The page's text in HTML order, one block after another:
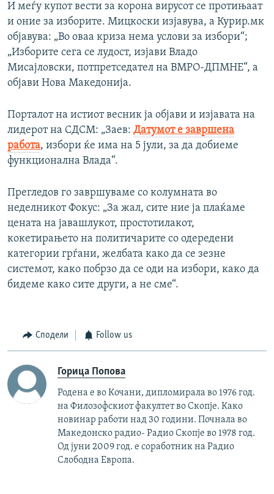
И меѓу купот вести за корона вирусот се протињаат
и оние за изборите. Мицкоски изјавува, а Курир.мк
објавува: „Во оваа криза нема услови за избори“;
„Изборите сега се лудост, изјави Владо
Мисајловски, потпретседател на ВМРО-ДПМНЕ“, а
објави Нова Македонија.
Порталот на истиот весник ја објави и изјавата на
лидерот на СДСМ: „Заев: Датумот е завршена
работа, избори ќе има на 5 јули, за да добиеме
функционална Влада“.
Прегледов го завршуваме со колумната во
неделникот Фокус: „За жал, сите ние ја плаќаме
цената на јавашлукот, простотилакот,
кокетирањето на политичарите со одередени
категории грѓани, желбата како да се зезне
системот, како побрзо да се оди на избори, како да
бидеме како сите други, а не сме“.
Сподели Follow us
Горица Попова
Родена е во Кочани, дипломирала во 1976 год.
на Филозофскиот факултет во Скопје. Како
новинар работи над 30 години. Почнала во
Македонско радио- Радио Скопје во 1978 год.
Од јуни 2009 год. е соработник на Радио
Слободна Европа.